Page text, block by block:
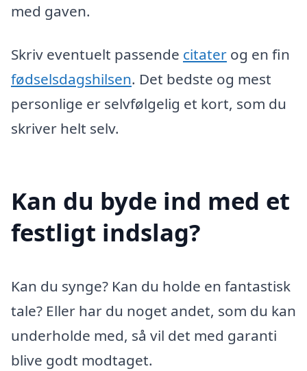
med gaven.
Skriv eventuelt passende citater og en fin
fødselsdagshilsen. Det bedste og mest
personlige er selvfølgelig et kort, som du
skriver helt selv.
Kan du byde ind med et
festligt indslag?
Kan du synge? Kan du holde en fantastisk
tale? Eller har du noget andet, som du kan
underholde med, så vil det med garanti
blive godt modtaget.